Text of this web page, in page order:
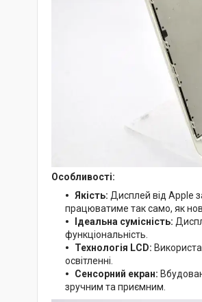
Особливості:
Якість: Дисплей від Apple
працюватиме так само, як
Ідеальна сумісність:
функціональність.
Технологія LCD:
освітленні.
Сенсорний екран:
зручним та приємним.